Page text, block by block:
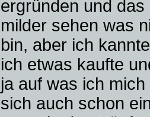
ergründen und
milder sehen was
bin, aber ich
ich etwas kaufte
ja auf was ich
sich auch schon